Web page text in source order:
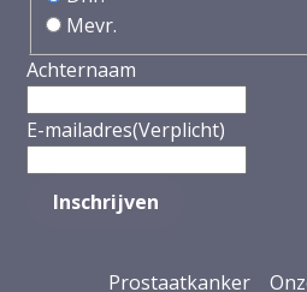
Mevr.
Achternaam
E-mailadres(Verplicht)
Prostaatkanker